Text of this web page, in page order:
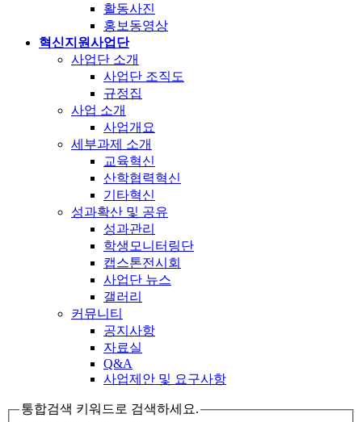
활동사진
홍보동영상
혁신지원사업단
사업단 소개
사업단 조직도
규정집
사업 소개
사업개요
세부과제 소개
교육혁신
산학협력혁신
기타혁신
성과확산 및 공유
성과관리
학생모니터링단
캡스톤전시회
사업단 뉴스
갤러리
커뮤니티
공지사항
자료실
Q&A
사업제안 및 요구사항
통합검색 키워드로 검색하세요.